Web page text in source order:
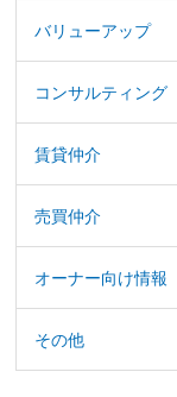
バリューアップ
コンサルティング
賃貸仲介
売買仲介
オーナー向け情報
その他